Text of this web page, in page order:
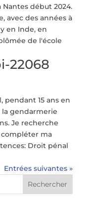
début 2024.
avec des années à
en Inde, en
de l'école
22068
pendant 15 ans en
gendarmerie
Je recherche
ma
Droit pénal
Entrées suivantes »
Rechercher